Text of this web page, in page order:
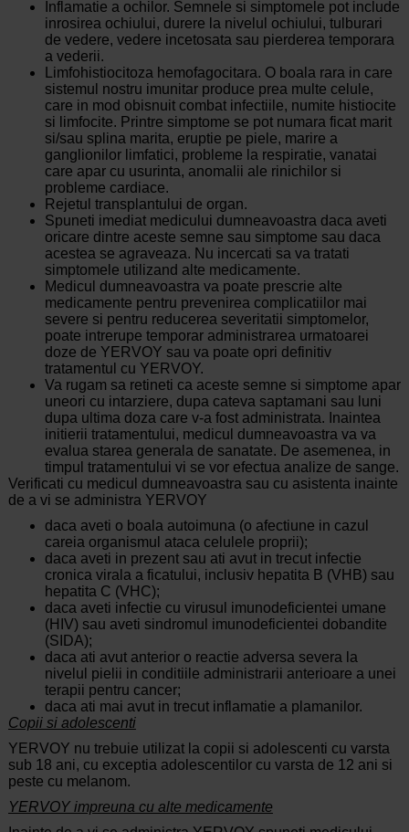
Inflamatie a ochilor. Semnele si simptomele pot include
inrosirea ochiului, durere la nivelul ochiului, tulburari
de vedere, vedere incetosata sau pierderea temporara
a vederii.
Limfohistiocitoza hemofagocitara. O boala rara in care
sistemul nostru imunitar produce prea multe celule,
care in mod obisnuit combat infectiile, numite histiocite
si limfocite. Printre simptome se pot numara ficat marit
si/sau splina marita, eruptie pe piele, marire a
ganglionilor limfatici, probleme la respiratie, vanatai
care apar cu usurinta, anomalii ale rinichilor si
probleme cardiace.
Rejetul transplantului de organ.
Spuneti imediat medicului dumneavoastra daca aveti
oricare dintre aceste semne sau simptome sau daca
acestea se agraveaza. Nu incercati sa va tratati
simptomele utilizand alte medicamente.
Medicul dumneavoastra va poate prescrie alte
medicamente pentru prevenirea complicatiilor mai
severe si pentru reducerea severitatii simptomelor,
poate intrerupe temporar administrarea urmatoarei
doze de YERVOY sau va poate opri definitiv
tratamentul cu YERVOY.
Va rugam sa retineti ca aceste semne si simptome apar
uneori cu intarziere, dupa cateva saptamani sau luni
dupa ultima doza care v-a fost administrata. Inaintea
initierii tratamentului, medicul dumneavoastra va va
evalua starea generala de sanatate. De asemenea, in
timpul tratamentului vi se vor efectua analize de sange.
Verificati cu medicul dumneavoastra sau cu asistenta inainte
de a vi se administra YERVOY
daca aveti o boala autoimuna (o afectiune in cazul
careia organismul ataca celulele proprii);
daca aveti in prezent sau ati avut in trecut infectie
cronica virala a ficatului, inclusiv hepatita B (VHB) sau
hepatita C (VHC);
daca aveti infectie cu virusul imunodeficientei umane
(HIV) sau aveti sindromul imunodeficientei dobandite
(SIDA);
daca ati avut anterior o reactie adversa severa la
nivelul pielii in conditiile administrarii anterioare a unei
terapii pentru cancer;
daca ati mai avut in trecut inflamatie a plamanilor.
Copii si adolescenti
YERVOY nu trebuie utilizat la copii si adolescenti cu varsta
sub 18 ani, cu exceptia adolescentilor cu varsta de 12 ani si
peste cu melanom.
YERVOY impreuna cu alte medicamente